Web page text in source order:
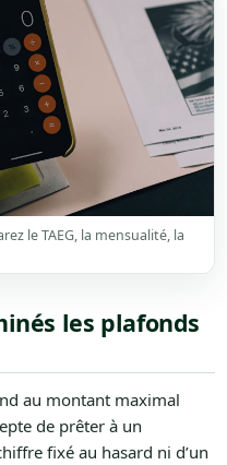
le TAEG, la mensualité, la
les plafonds
au montant maximal
de prêter à un
fixé au hasard ni d’un